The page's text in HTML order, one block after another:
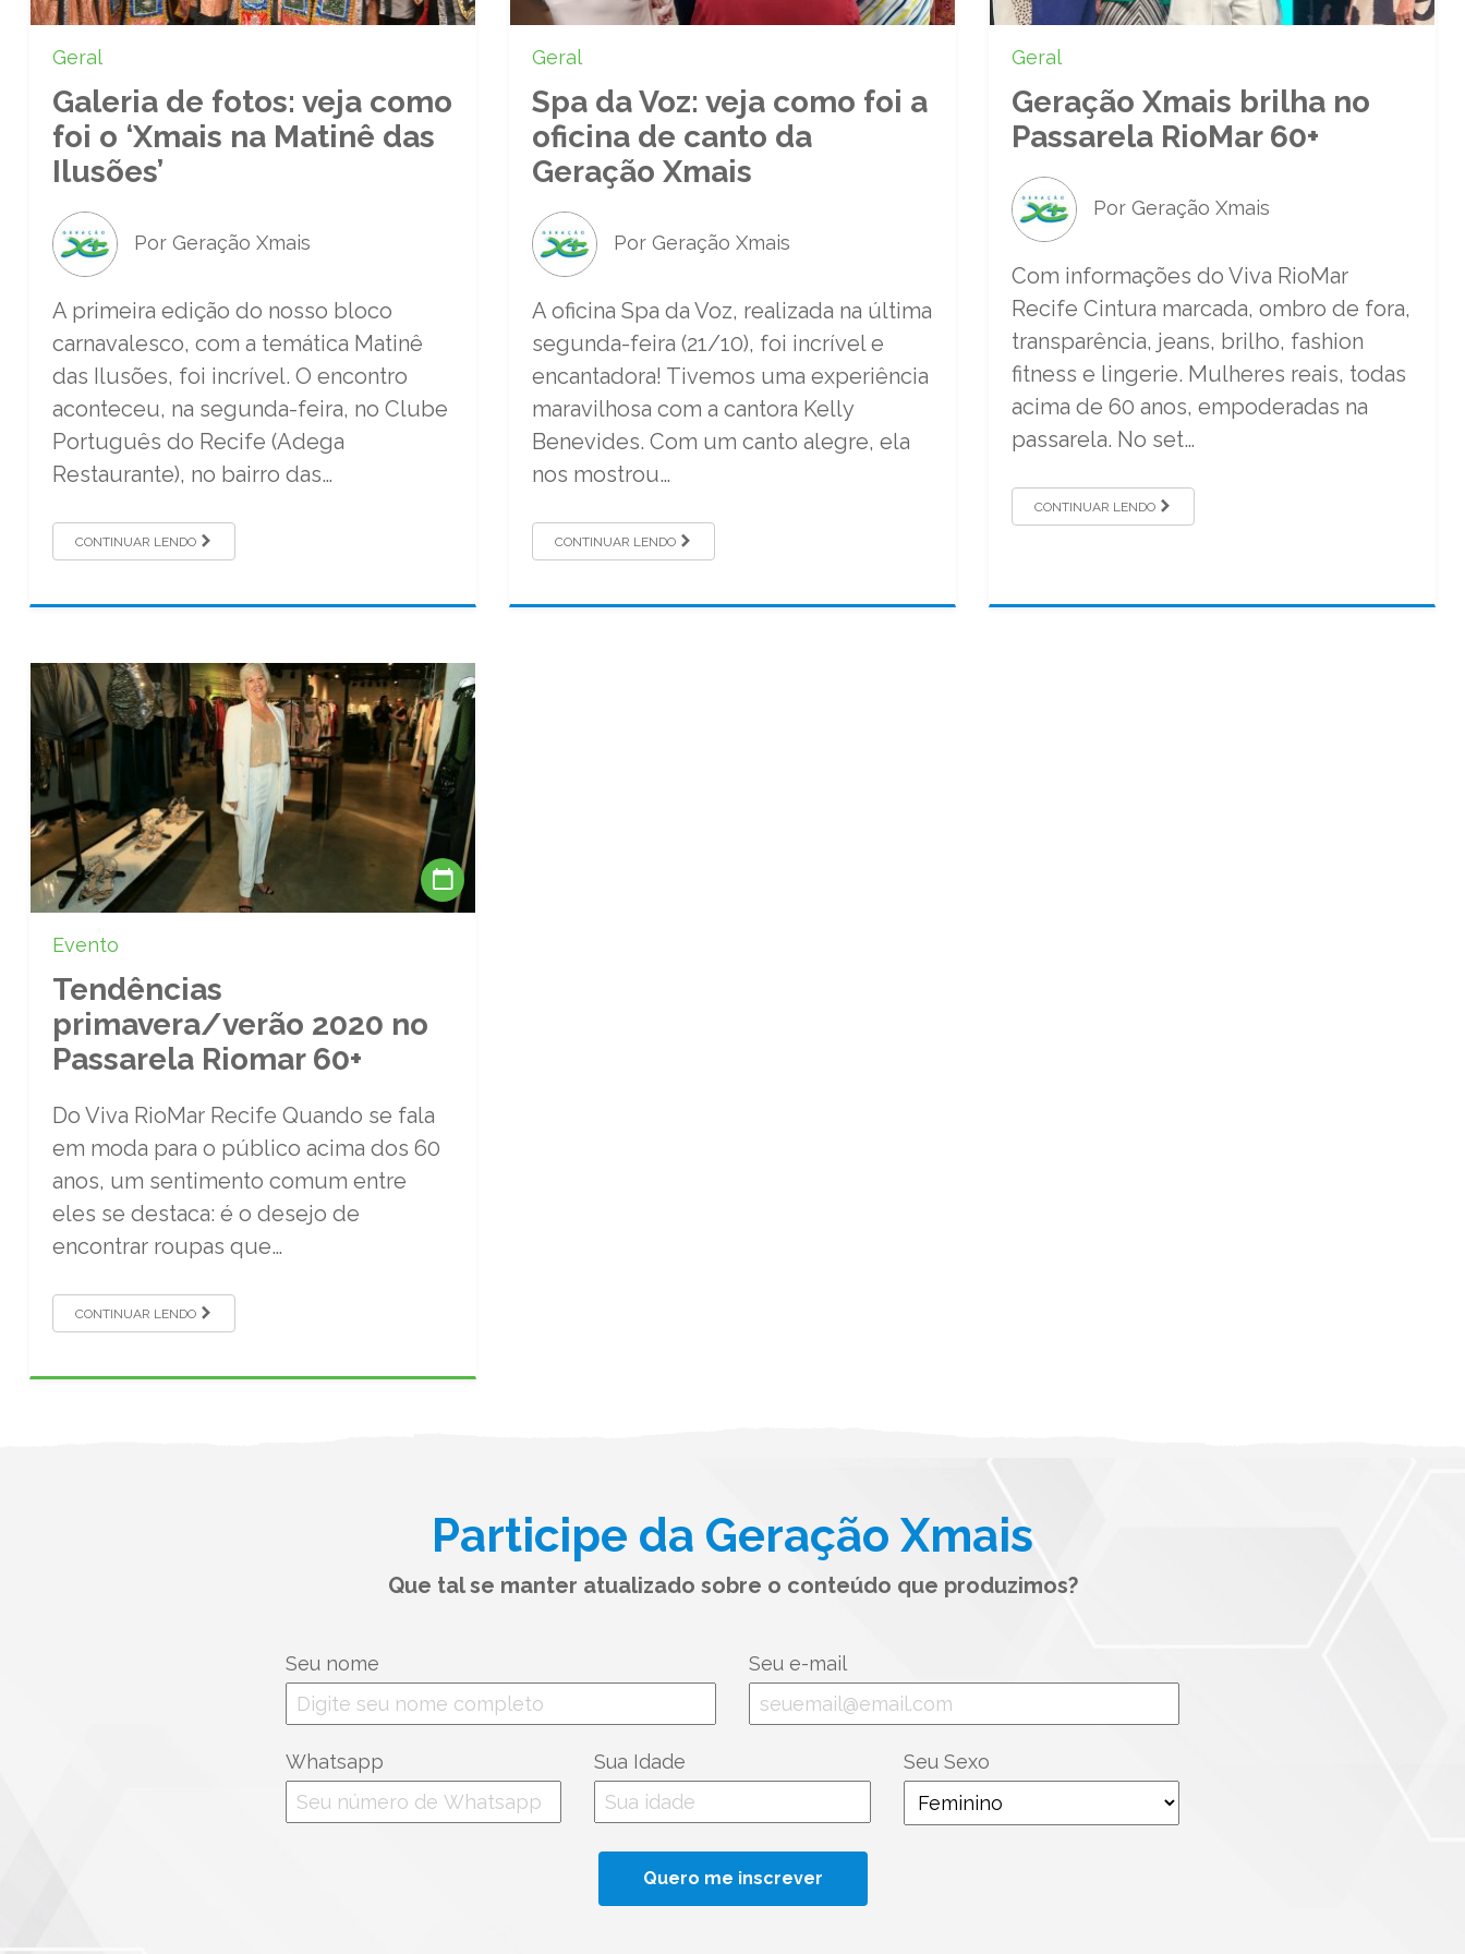
Geral
Galeria de fotos: veja como
foi o ‘Xmais na Matinê das
Ilusões’
Por Geração Xmais
A primeira edição do nosso bloco
carnavalesco, com a temática Matinê
das Ilusões, foi incrível. O encontro
aconteceu, na segunda-feira, no Clube
Português do Recife (Adega
Restaurante), no bairro das…
CONTINUAR LENDO
Geral
Spa da Voz: veja como foi a
oficina de canto da
Geração Xmais
Por Geração Xmais
A oficina Spa da Voz, realizada na última
segunda-feira (21/10), foi incrível e
encantadora! Tivemos uma experiência
maravilhosa com a cantora Kelly
Benevides. Com um canto alegre, ela
nos mostrou…
CONTINUAR LENDO
Geral
Geração Xmais brilha no
Passarela RioMar 60+
Por Geração Xmais
Com informações do Viva RioMar
Recife Cintura marcada, ombro de fora,
transparência, jeans, brilho, fashion
fitness e lingerie. Mulheres reais, todas
acima de 60 anos, empoderadas na
passarela. No set…
CONTINUAR LENDO
Evento
Tendências
primavera/verão 2020 no
Passarela Riomar 60+
Do Viva RioMar Recife Quando se fala
em moda para o público acima dos 60
anos, um sentimento comum entre
eles se destaca: é o desejo de
encontrar roupas que…
CONTINUAR LENDO
Participe da Geração Xmais
Que tal se manter atualizado sobre o conteúdo que produzimos?
Seu nome Seu e-mail
Whatsapp Sua Idade Seu Sexo